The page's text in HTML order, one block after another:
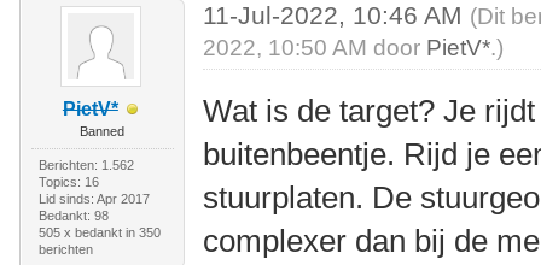
PietV*
Banned
Berichten: 1.562
Topics: 16
Lid sinds: Apr 2017
Bedankt: 98
505 x bedankt in 350
berichten
11-Jul-2022, 10:46 AM (Dit
2022, 10:50 AM door PietV*.)
Wat is de target? Je
buitenbeentje. Rijd je
stuurplaten. De
complexer dan bij de